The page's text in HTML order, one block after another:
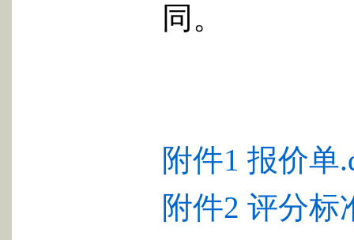
同。
附件1 报价单
附件2 评分标